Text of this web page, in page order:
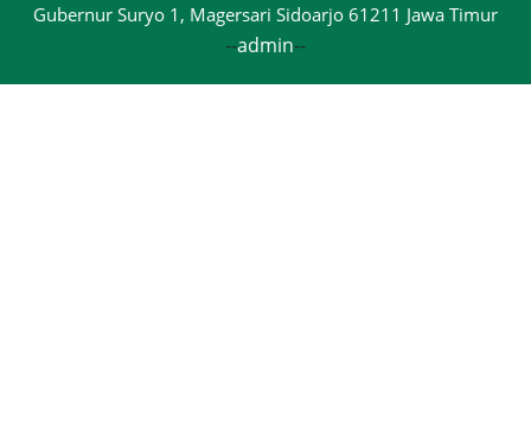
Gubernur Suryo 1, Magersari Sidoarjo 61211 Jawa Timur
--admin--